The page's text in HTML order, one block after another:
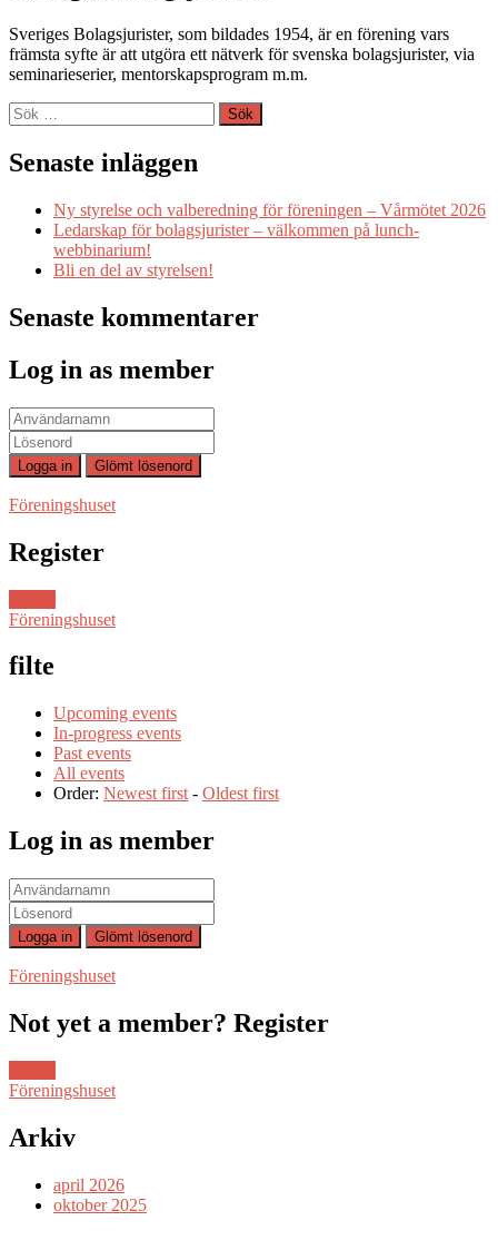
Sveriges Bolagsjurister, som bildades 1954, är en förening vars
främsta syfte är att utgöra ett nätverk för svenska bolagsjurister, via
seminarieserier, mentorskapsprogram m.m.
Sök
efter:
Senaste inläggen
Ny styrelse och valberedning för föreningen – Vårmötet 2026
Ledarskap för bolagsjurister – välkommen på lunch-
webbinarium!
Bli en del av styrelsen!
Senaste kommentarer
Log in as member
Föreningshuset
Register
Föreningshuset
filte
Upcoming events
In-progress events
Past events
All events
Order: Newest first - Oldest first
Log in as member
Föreningshuset
Not yet a member? Register
Föreningshuset
Arkiv
april 2026
oktober 2025